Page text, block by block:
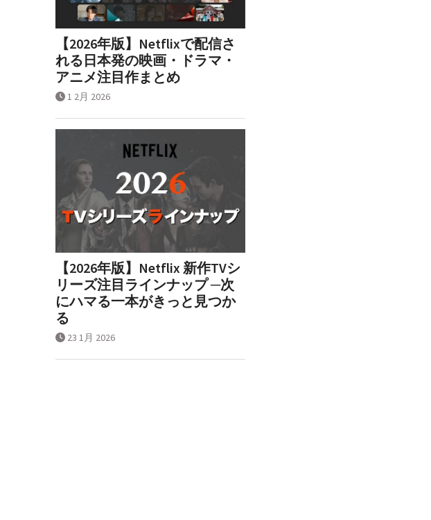
【2026年版】Netflixで配信さ
れる日本発の映画・ドラマ・
アニメ注目作まとめ
1 2月 2026
【2026年版】Netflix 新作TVシ
リーズ注目ラインナップ ─次
にハマる一本がきっと見つか
る
23 1月 2026